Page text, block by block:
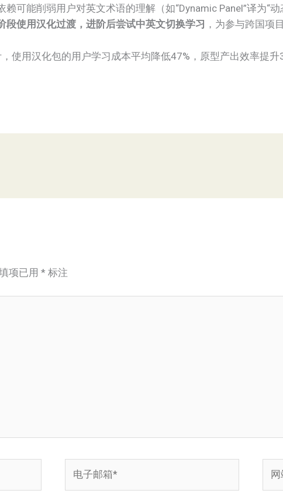
可能削弱用户对英文术语的理解（如“Dynamic Panel”译为“
段使用汉化过渡，进阶后尝试中英文切换学习​ ，为参与跨国项
使用汉化包的用户学习成本平均降低47%，原型产出效率提升
项已用* 标注
站